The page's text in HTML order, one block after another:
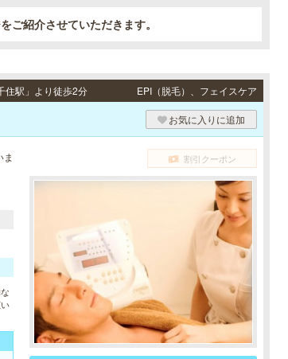
ご紹介させていただきます。
住駅」より徒歩2分 EPI（脱毛）、フェイスケア
お気に入りに追加
割引クーポン